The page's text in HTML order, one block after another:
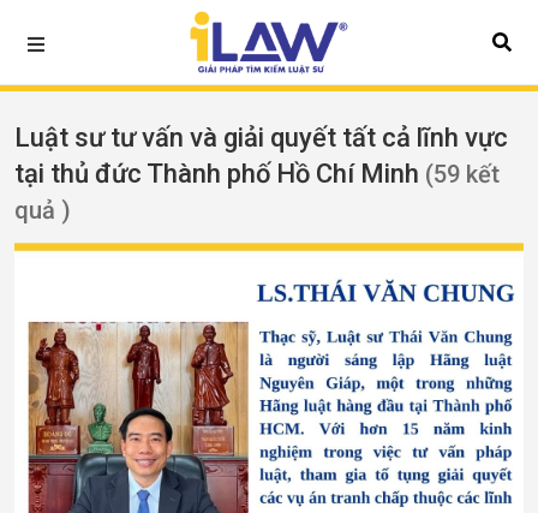
Luật sư tư vấn và giải quyết tất cả lĩnh vực
tại thủ đức Thành phố Hồ Chí Minh (59 kết
quả )